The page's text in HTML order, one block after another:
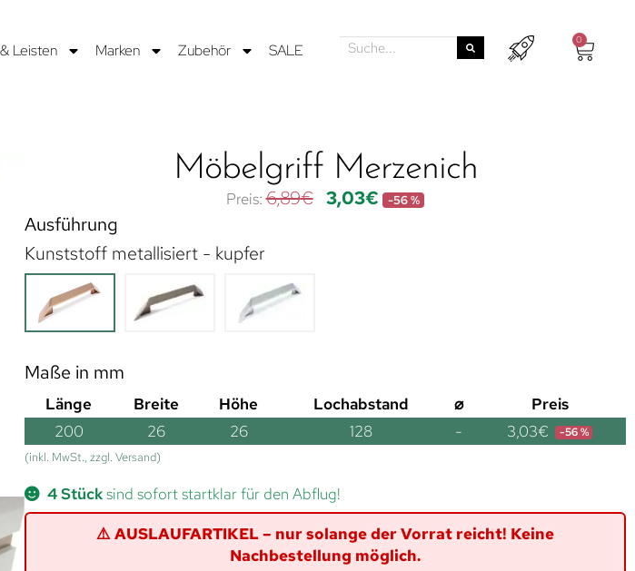
Leisten Marken Zubehör SALE
0
Möbelgriff Merzenich
6,89€ 3,03€ -56 %
Ausführung
Kunststoff metallisiert - kupfer
Maße in mm
Länge Breite Höhe Lochabstand ⌀
Preis
200
26 26 128 - 3,03€ -56 %
(inkl. MwSt., zzgl. Versand)
4 Stücksind sofort startklar für den Abflug!
⚠️ AUSLAUFARTIKEL – nur solange der Vorrat reicht! Keine
Nachbestellung möglich.